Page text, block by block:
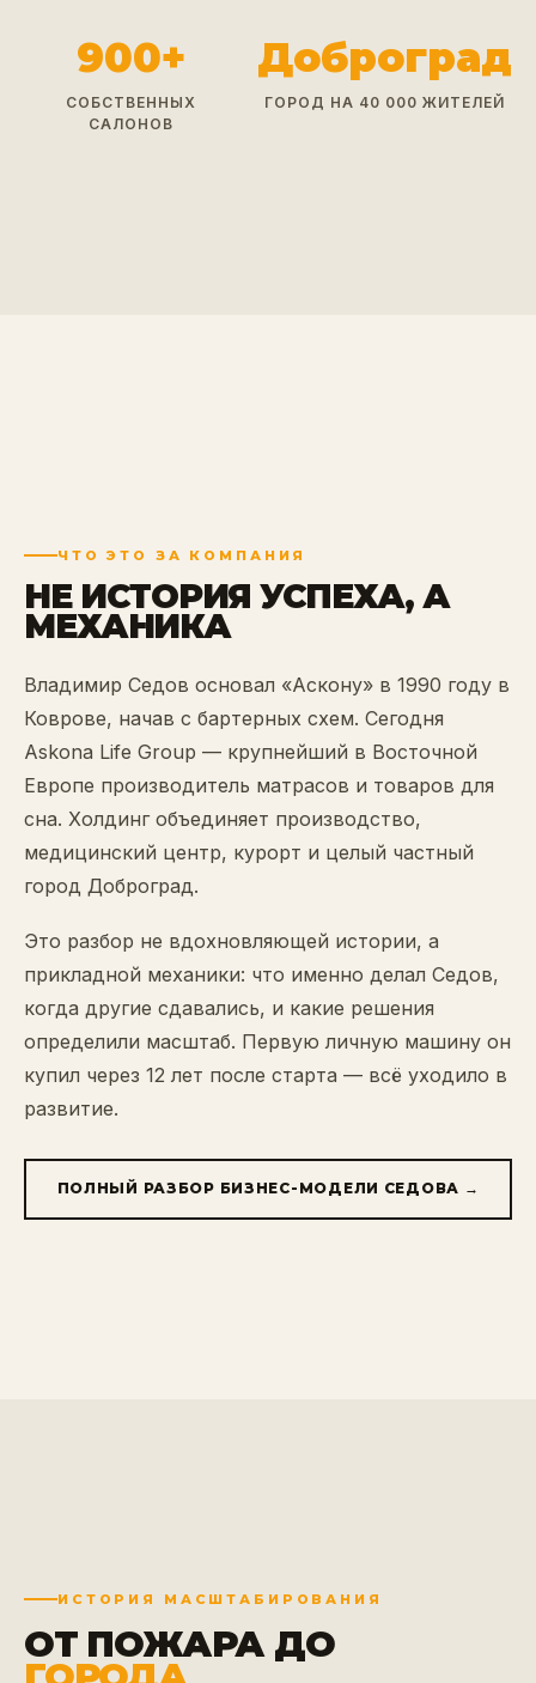
900+
СОБСТВЕННЫХ
САЛОНОВ
Доброград
ГОРОД НА 40 000 ЖИТЕЛЕЙ
ЧТО ЭТО ЗА КОМПАНИЯ
НЕ ИСТОРИЯ УСПЕХА, А
МЕХАНИКА
Владимир Седов основал «Аскону» в 1990 году в
Коврове, начав с бартерных схем. Сегодня
Askona Life Group — крупнейший в Восточной
Европе производитель матрасов и товаров для
сна. Холдинг объединяет производство,
медицинский центр, курорт и целый частный
город Доброград.
Это разбор не вдохновляющей истории, а
прикладной механики: что именно делал Седов,
когда другие сдавались, и какие решения
определили масштаб. Первую личную машину он
купил через 12 лет после старта — всё уходило в
развитие.
ПОЛНЫЙ РАЗБОР БИЗНЕС-МОДЕЛИ СЕДОВА →
ИСТОРИЯ МАСШТАБИРОВАНИЯ
ОТ ПОЖАРА ДО